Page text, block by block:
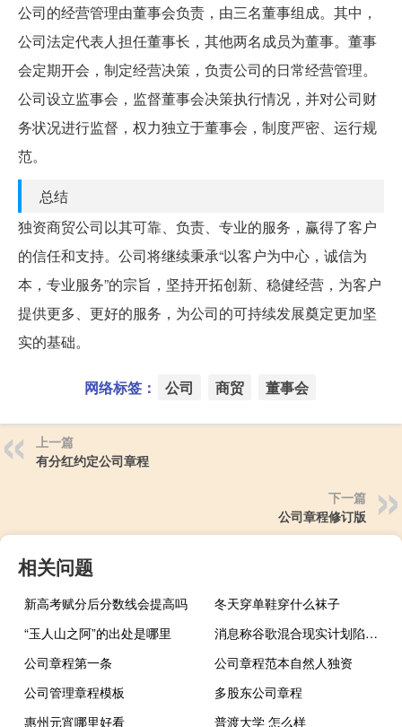
公司的经营管理由董事会负责，由三名董事组成。其中，
公司法定代表人担任董事长，其他两名成员为董事。董事
会定期开会，制定经营决策，负责公司的日常经营管理。
公司设立监事会，监督董事会决策执行情况，并对公司财
务状况进行监督，权力独立于董事会，制度严密、运行规
范。
总结
独资商贸公司以其可靠、负责、专业的服务，赢得了客户
的信任和支持。公司将继续秉承“以客户为中心，诚信为
本，专业服务”的宗旨，坚持开拓创新、稳健经营，为客户
提供更多、更好的服务，为公司的可持续发展奠定更加坚
实的基础。
网络标签： 公司 商贸 董事会
上一篇
有分红约定公司章程
下一篇
公司章程修订版
相关问题
新高考赋分后分数线会提高吗
冬天穿单鞋穿什么袜子
“玉人山之阿”的出处是哪里
消息称谷歌混合现实计划陷入困境
公司章程第一条
公司章程范本自然人独资
公司管理章程模板
多股东公司章程
惠州元宵哪里好看
普渡大学 怎么样